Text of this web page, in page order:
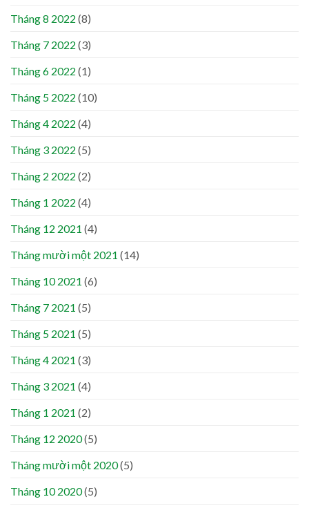
Tháng 8 2022 (8)
Tháng 7 2022 (3)
Tháng 6 2022 (1)
Tháng 5 2022 (10)
Tháng 4 2022 (4)
Tháng 3 2022 (5)
Tháng 2 2022 (2)
Tháng 1 2022 (4)
Tháng 12 2021 (4)
Tháng mười một 2021 (14)
Tháng 10 2021 (6)
Tháng 7 2021 (5)
Tháng 5 2021 (5)
Tháng 4 2021 (3)
Tháng 3 2021 (4)
Tháng 1 2021 (2)
Tháng 12 2020(5)
Tháng mười một 2020(5)
Tháng 10 2020(5)